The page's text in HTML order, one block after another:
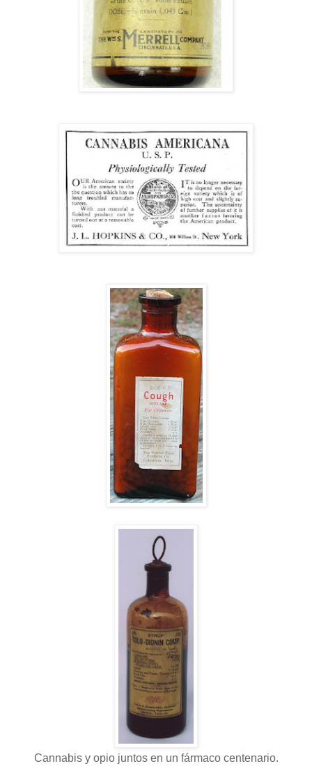
Cannabis y opio juntos en un fármaco centenario.